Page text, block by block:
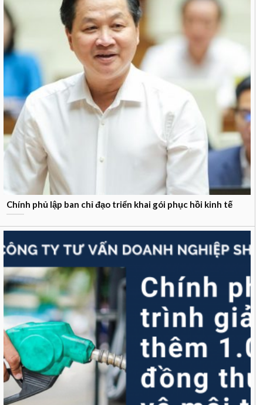
Chính phủ lập ban chỉ đạo triển khai gói phục hồi kinh tế